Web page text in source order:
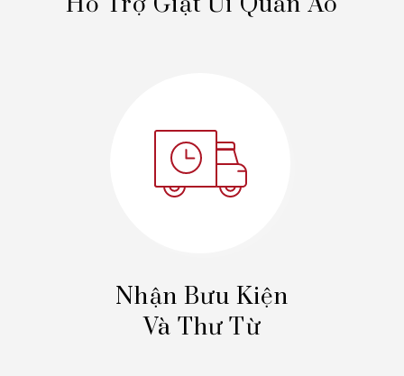
Nhận Bưu Kiện
Và Thư Từ